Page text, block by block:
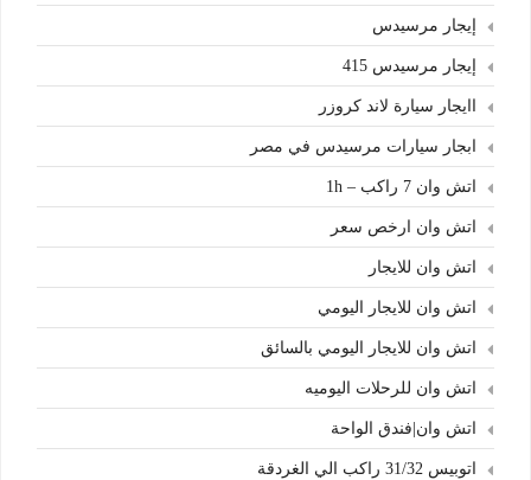
إيجار مرسيدس
إيجار مرسيدس 415
اايجار سيارة لاند كروزر
ابجار سيارات مرسيدس في مصر
اتش وان 7 راكب – 1h
اتش وان ارخص سعر
اتش وان للايجار
اتش وان للايجار اليومي
اتش وان للايجار اليومي بالسائق
اتش وان للرحلات اليوميه
اتش وان|فندق الواحة
اتوبيس 31/32 راكب الي الغردقة